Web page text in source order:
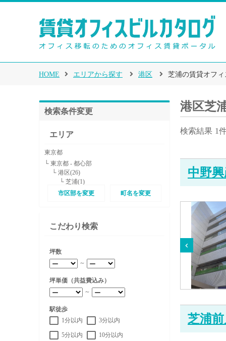
HOME エリアから探す 港区 芝浦の賃貸オフ
検索条件変更
エリア
東京都
└ 東京都 - 都心部
└ 港区(26)
└ 芝浦(1)
市区部を変更
町名を変更
こだわり検索
坪数
～
坪単価（共益費込み）
～
駅徒歩
1分以内
3分以内
5分以内 10分以内
港区芝
検索結果 1
中野
芝浦